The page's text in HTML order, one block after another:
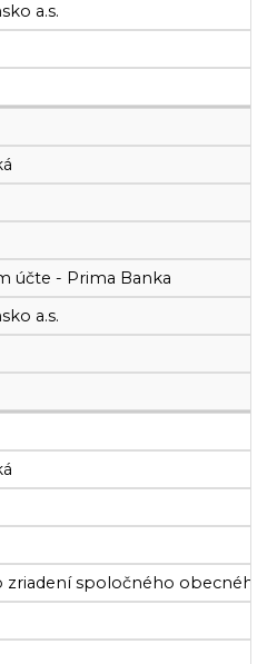
a.s.
účte - Prima Banka
a.s.
zriadení spoločného obecného